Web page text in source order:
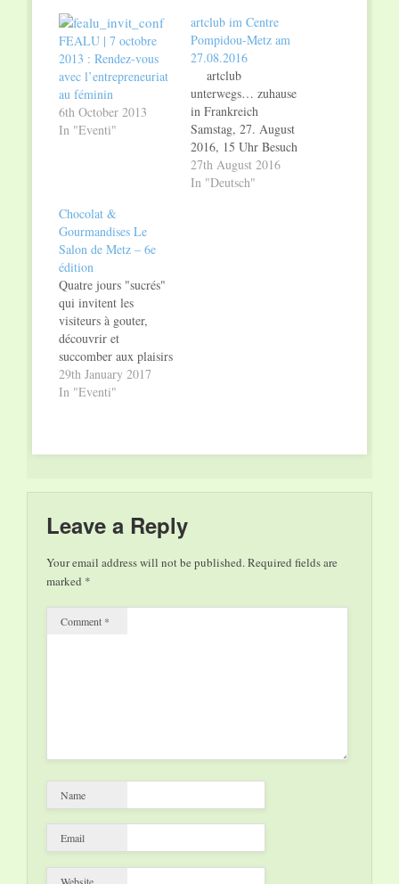
FEALU | 7 octobre
2013 : Rendez-vous
avec l’entrepreneuriat
au féminin
6th October 2013
In "Eventi"
artclub im Centre
Pompidou-Metz am
27.08.2016
artclub
unterwegs… zuhause
in Frankreich
Samstag, 27. August
2016, 15 Uhr Besuch
der Ausstellung
„Entre deux horizons“
27th August 2016
In "Deutsch"
Chocolat &
Gourmandises Le
Salon de Metz – 6e
édition
Quatre jours "sucrés"
qui invitent les
visiteurs à gouter,
découvrir et
succomber aux plaisirs
gourmands. Plus de
60 exposants
à faire fondre, noir,
blanc ou au lait,
guimauves, nougats,
champagne,… …
29th January 2017
In "Eventi"
Leave a Reply
Your email address will not be published.Required fields are
marked *
Comment *
Name
Email